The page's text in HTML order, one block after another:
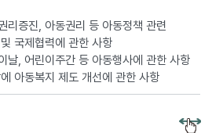
리증진, 아동권리 등 아동정책 관련
국제협력에 관한 사항
날, 어린이주간 등 아동행사에 관한 사항
아동복지 제도 개선에 관한 사항